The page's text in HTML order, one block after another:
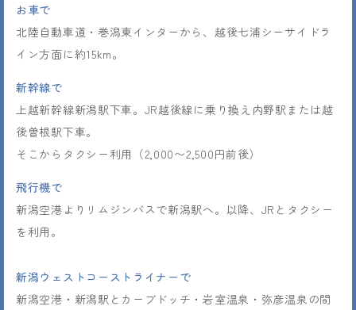
お車で
北陸自動車道・巻潟東インターから、越後七浦シーサイドラ
イン方面に約15km。
新幹線で
上越新幹線新潟駅下車。JR越後線に乗り換え内野駅または越
後曽根駅下車。
そこからタクシー利用（2,000〜2,500円前後）
飛行機で
新潟空港よりリムジンバスで新潟駅へ。以降、JRとタクシー
を利用。
新潟ウェストコーストライナーで
新潟空港・新潟駅とカーブドッチ・岩室温泉・弥彦温泉の間